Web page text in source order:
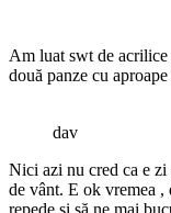
Am luat swt de
două panze cu
dav
Nici azi nu cred ca e
de vânt. E ok vremea ,
repede şi să ne mai